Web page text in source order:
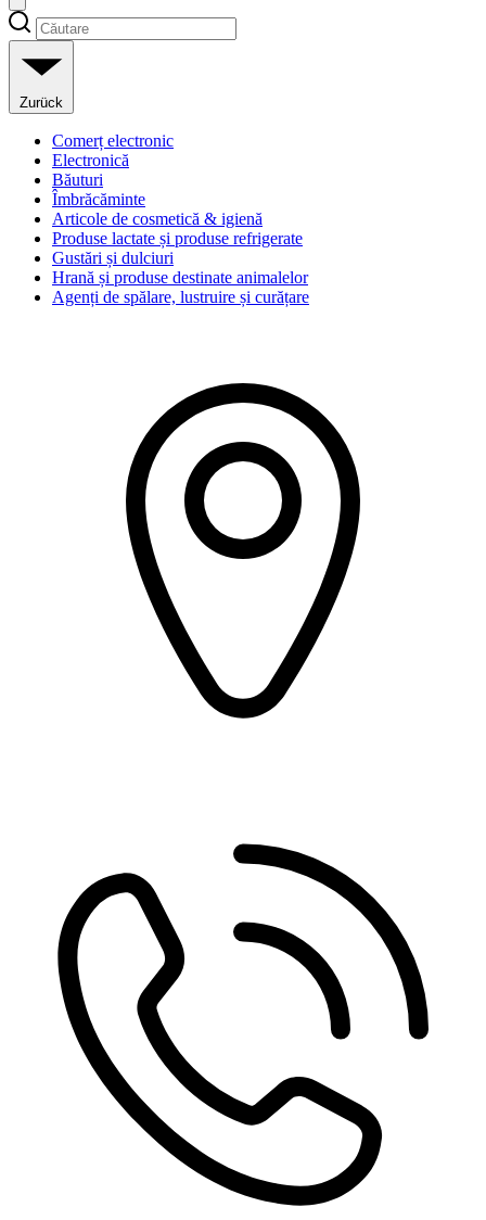
Zurück
Comerț electronic
Electronică
Băuturi
Îmbrăcăminte
Articole de cosmetică & igienă
Produse lactate și produse refrigerate
Gustări și dulciuri
Hrană și produse destinate animalelor
Agenți de spălare, lustruire și curățare